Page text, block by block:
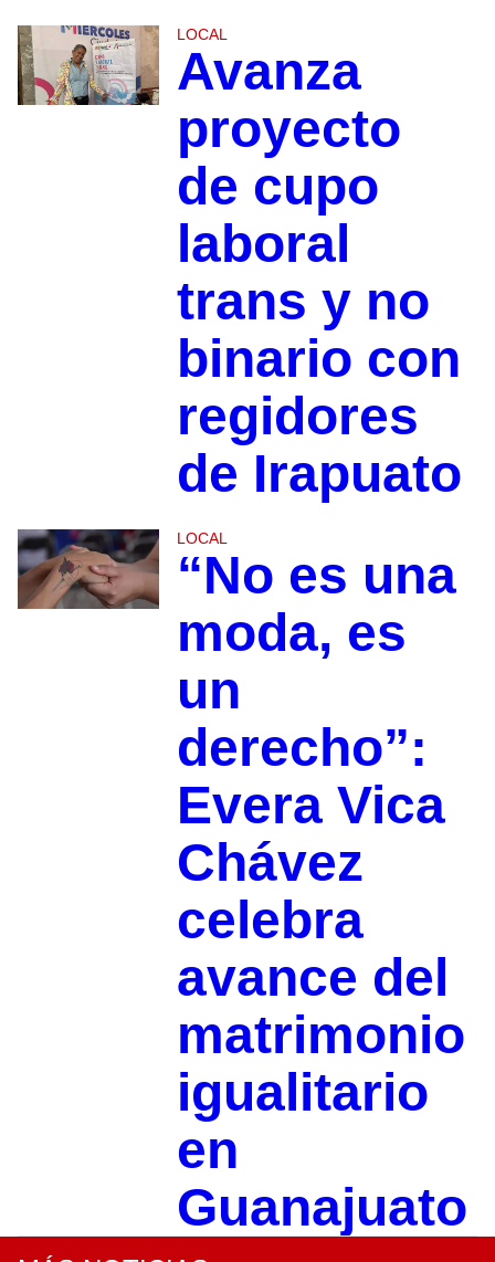
LOCAL
Avanza
proyecto
de cupo
laboral
trans y no
binario con
regidores
de Irapuato
LOCAL
“No es una
moda, es
un
derecho”:
Evera Vica
Chávez
celebra
avance del
matrimonio
igualitario
en
Guanajuato